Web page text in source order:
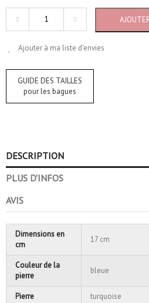
Ajouter à ma liste d'envies
GUIDE DES TAILLES
pour les bagues
DESCRIPTION
PLUS D'INFOS
AVIS
Dimensions en
cm
17 cm
Couleur de la
pierre
bleue
Pierre turquoise